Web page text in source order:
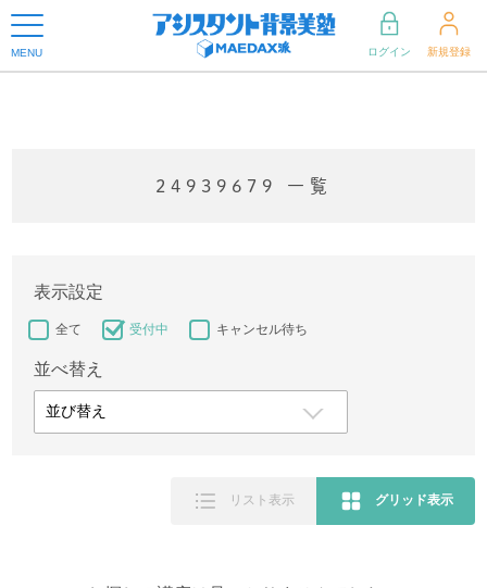
MENU ログイン 新規登録
24939679 一覧
表示設定
全て 受付中 キャンセル待ち
並べ替え
リスト表示 グリッド表示